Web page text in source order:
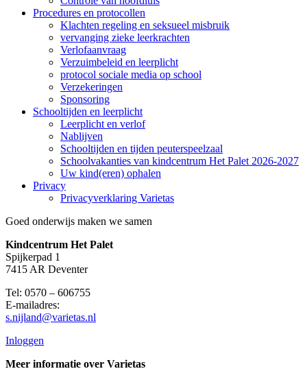
Procedures en protocollen
Klachten regeling en seksueel misbruik
vervanging zieke leerkrachten
Verlofaanvraag
Verzuimbeleid en leerplicht
protocol sociale media op school
Verzekeringen
Sponsoring
Schooltijden en leerplicht
Leerplicht en verlof
Nablijven
Schooltijden en tijden peuterspeelzaal
Schoolvakanties van kindcentrum Het Palet 2026-2027
Uw kind(eren) ophalen
Privacy
Privacyverklaring Varietas
Goed onderwijs maken we samen
Kindcentrum Het Palet
Spijkerpad 1
7415 AR Deventer
Tel: 0570 – 606755
E-mailadres:
s.nijland@varietas.nl
Inloggen
Meer informatie over Varietas